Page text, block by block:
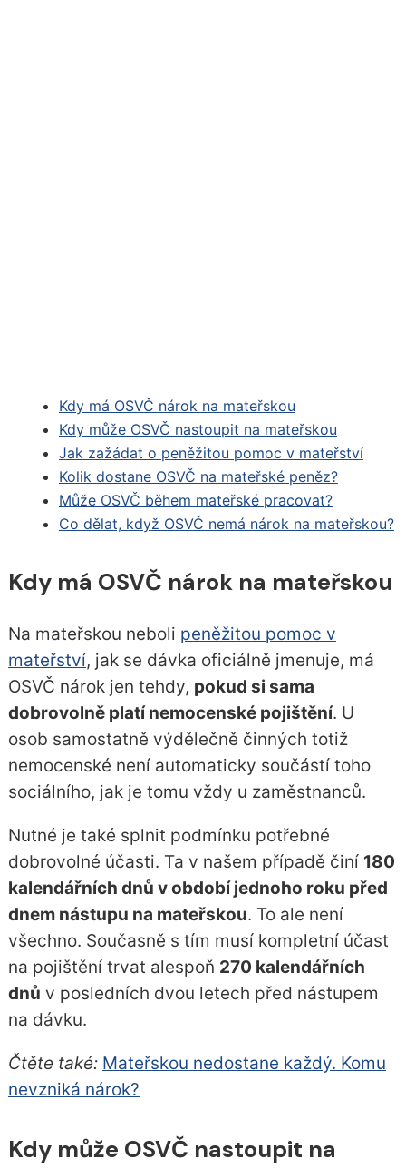
Kdy má OSVČ nárok na mateřskou
Kdy může OSVČ nastoupit na mateřskou
Jak zažádat o peněžitou pomoc v mateřství
Kolik dostane OSVČ na mateřské peněz?
Může OSVČ během mateřské pracovat?
Co dělat, když OSVČ nemá nárok na mateřskou?
Kdy má OSVČ nárok na mateřskou
Na mateřskou neboli peněžitou pomoc v
mateřství, jak se dávka oficiálně jmenuje, má
OSVČ nárok jen tehdy, pokud si sama
dobrovolně platí nemocenské pojištění. U
osob samostatně výdělečně činných totiž
nemocenské není automaticky součástí toho
sociálního, jak je tomu vždy u zaměstnanců.
Nutné je také splnit podmínku potřebné
dobrovolné účasti. Ta v našem případě činí 180
kalendářních dnů v období jednoho roku před
dnem nástupu na mateřskou. To ale není
všechno. Současně s tím musí kompletní účast
na pojištění trvat alespoň 270 kalendářních
dnů v posledních dvou letech před nástupem
na dávku.
Čtěte také: Mateřskou nedostane každý. Komu
nevzniká nárok?
Kdy může OSVČ nastoupit na